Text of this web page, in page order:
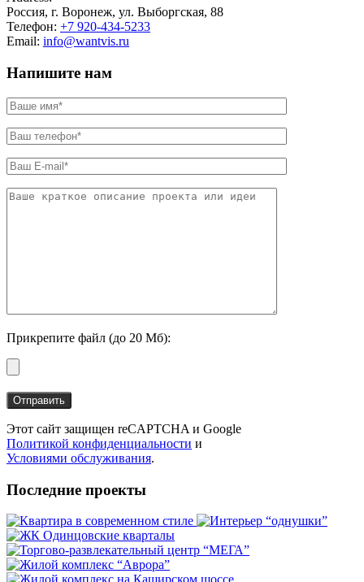
Россия, г. Воронеж, ул. Выборгская, 88
Телефон: +7 920-434-5233
Email: info@wantvis.ru
Напишите нам
Прикрепите файл (до 20 Мб):
Этот сайт защищен reCAPTCHA и Google
Политикой конфиденциальности и
Условиями обслуживания.
Последние проекты